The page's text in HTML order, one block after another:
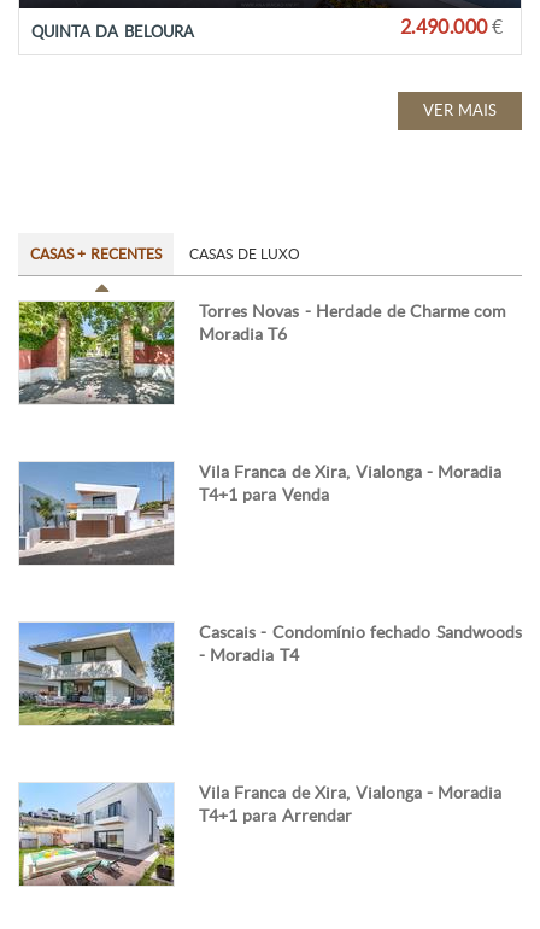
QUINTA DA BELOURA 2.490.000€
VER MAIS
CASAS + RECENTES CASAS DE LUXO
Torres Novas - Herdade de Charme com
Moradia T6
Vila Franca de Xira, Vialonga - Moradia
T4+1 para Venda
Cascais - Condomínio fechado Sandwoods
- Moradia T4
Vila Franca de Xira, Vialonga - Moradia
T4+1 para Arrendar